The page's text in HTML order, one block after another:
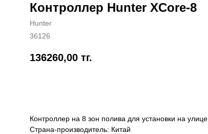
Контроллер Hunter XCore-8
Hunter
36126
136260,00 тг.
Контроллер на 8 зон полива для установки на улице
Страна-производитель: Китай